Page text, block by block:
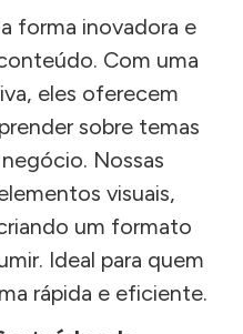
forma inovadora e
Com uma
eles oferecem
sobre temas
Nossas
visuais,
um formato
Ideal para quem
rápida e eficiente.